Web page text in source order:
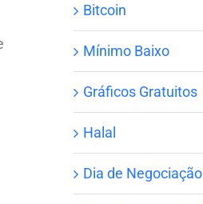
Bitcoin
Mínimo Baixo
Gráficos Gratuitos
Halal
Dia de Negociação